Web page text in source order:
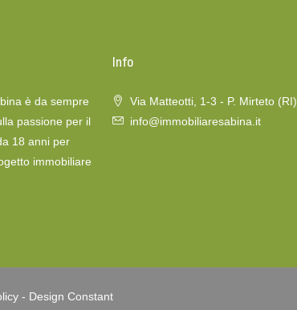
è da sempre
passione per il
18 anni per
immobiliare
Info
Via Matteotti, 1-3 - P. Mirteto (RI)
info@immobiliaresabina.it
- Design Constant